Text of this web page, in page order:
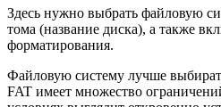
Здесь нужно выбрать файловую
тома (название диска), а также
форматирования.
Файловую систему лучше
FAT имеет множество